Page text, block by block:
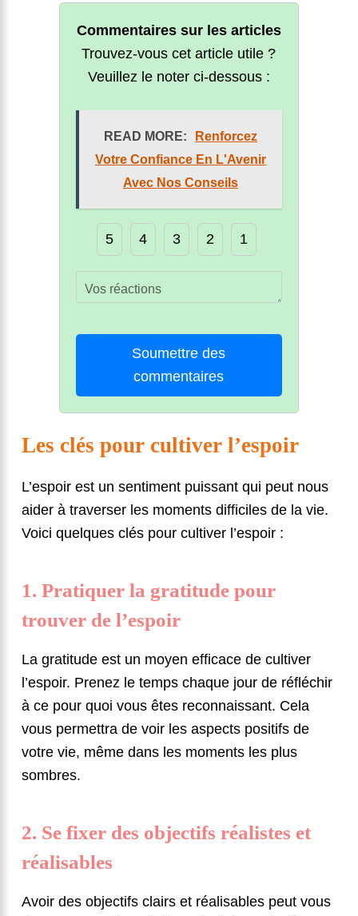
Commentaires sur les articles
Trouvez-vous cet article utile ?
Veuillez le noter ci-dessous :
READ MORE:
Renforcez
Votre Confiance En L'Avenir
Avec Nos Conseils
5 4 3 2 1
Soumettre des
commentaires
Les clés pour cultiver l’espoir
L’espoir est un sentiment puissant qui peut nous
aider à traverser les moments difficiles de la vie.
Voici quelques clés pour cultiver l’espoir :
1. Pratiquer la gratitude pour
trouver de l’espoir
La gratitude est un moyen efficace de cultiver
l’espoir. Prenez le temps chaque jour de réfléchir
à ce pour quoi vous êtes reconnaissant. Cela
vous permettra de voir les aspects positifs de
votre vie, même dans les moments les plus
sombres.
2. Se fixer des objectifs réalistes et
réalisables
Avoir des objectifs clairs et réalisables peut vous